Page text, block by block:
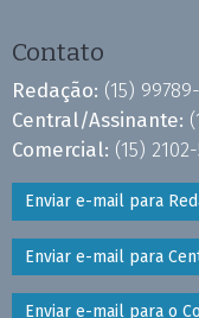
Contato
Redação: (15)
Central/Assinante:
Comercial: (15)
Enviar e-mail para
Enviar e-mail para
Enviar e-mail para o